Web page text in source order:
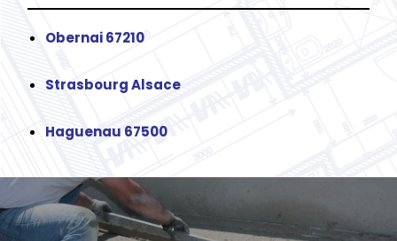
Obernai 67210
Strasbourg Alsace
Haguenau 67500